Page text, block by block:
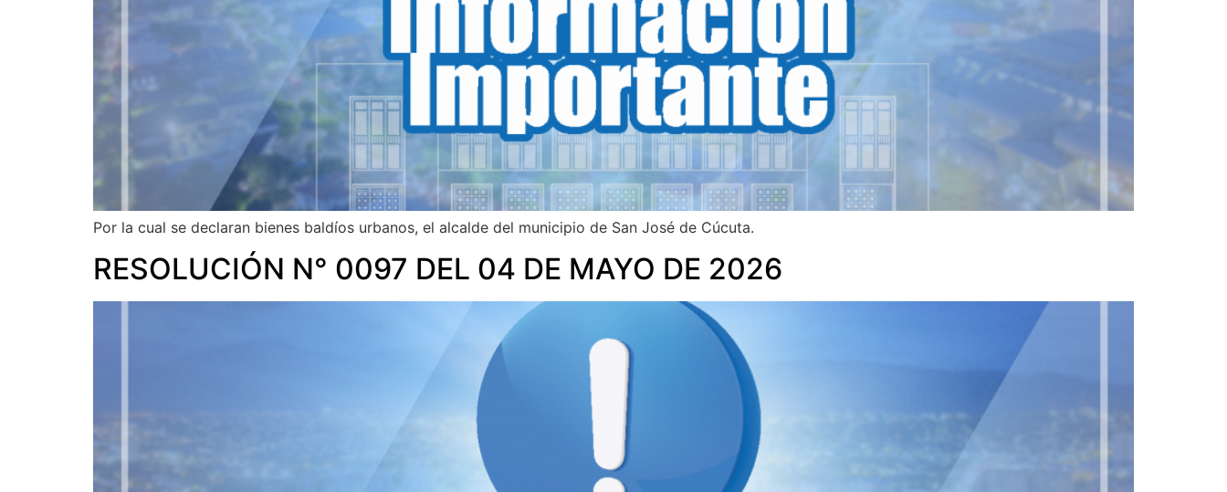
Por la cual se declaran bienes baldíos urbanos, el alcalde del municipio de San José de Cúcuta.
RESOLUCIÓN N° 0097 DEL 04 DE MAYO DE 2026